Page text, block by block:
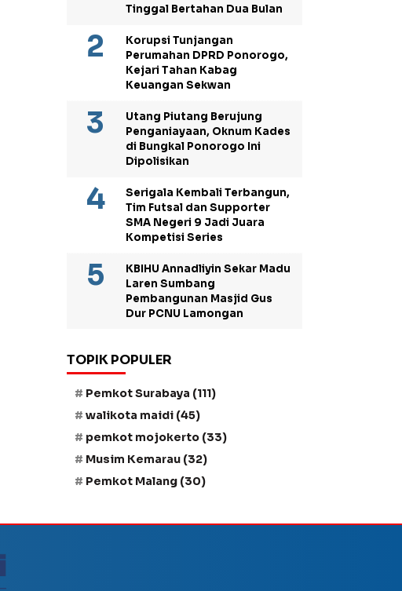
Tinggal Bertahan Dua Bulan
Korupsi Tunjangan
Perumahan DPRD Ponorogo,
Kejari Tahan Kabag
Keuangan Sekwan
Utang Piutang Berujung
Penganiayaan, Oknum Kades
di Bungkal Ponorogo Ini
Dipolisikan
Serigala Kembali Terbangun,
Tim Futsal dan Supporter
SMA Negeri 9 Jadi Juara
Kompetisi Series
KBIHU Annadliyin Sekar Madu
Laren Sumbang
Pembangunan Masjid Gus
Dur PCNU Lamongan
TOPIK POPULER
Pemkot Surabaya (111)
walikota maidi (45)
pemkot mojokerto (33)
Musim Kemarau (32)
Pemkot Malang (30)